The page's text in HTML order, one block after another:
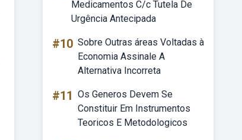
Medicamentos C/c Tutela De
Urgência Antecipada
#10 Sobre Outras áreas Voltadas à
Economia Assinale A
Alternativa Incorreta
#11 Os Generos Devem Se
Constituir Em Instrumentos
Teoricos E Metodologicos